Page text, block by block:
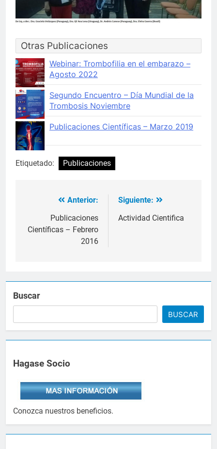
Otras Publicaciones
Webinar: Trombofilia en el embarazo –
Agosto 2022
Segundo Encuentro – Día Mundial de la
Trombosis Noviembre
Publicaciones Científicas – Marzo 2019
Etiquetado: Publicaciones
Navegación
Anterior:
Publicaciones
Científicas – Febrero
2016
Siguiente:
Actividad Cientifica
Buscar
BUSCAR
Hagase Socio
Conozca nuestros beneficios.